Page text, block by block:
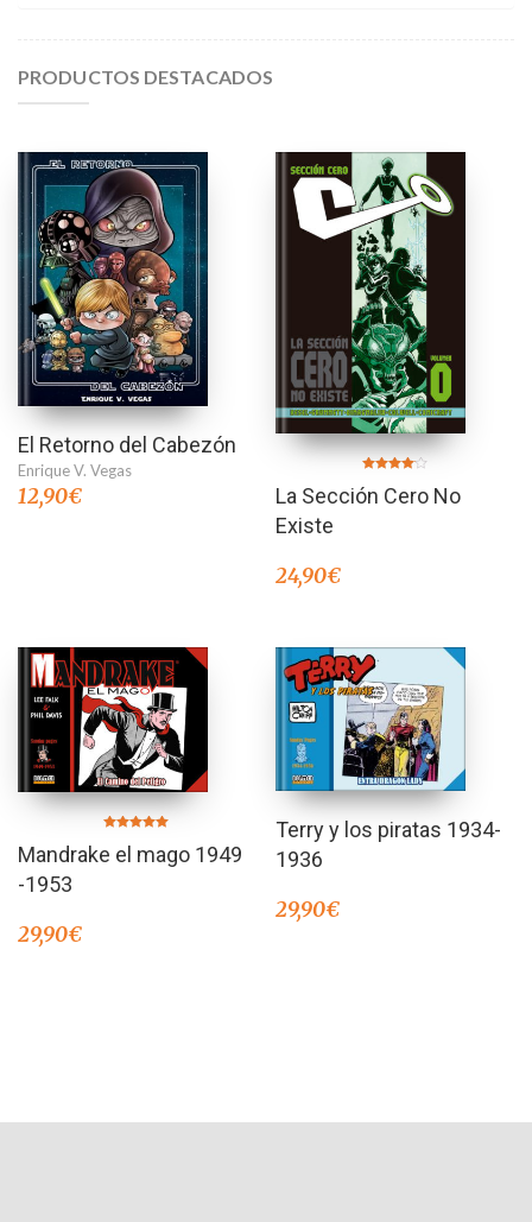
PRODUCTOS DESTACADOS
El Retorno del Cabezón
Enrique V. Vegas
12,90€
en
4.00
La Sección Cero No
Existe
24,90€
5.00
de 5
Mandrake el mago 1949
-1953
29,90€
Terry y los piratas 1934-
1936
29,90€